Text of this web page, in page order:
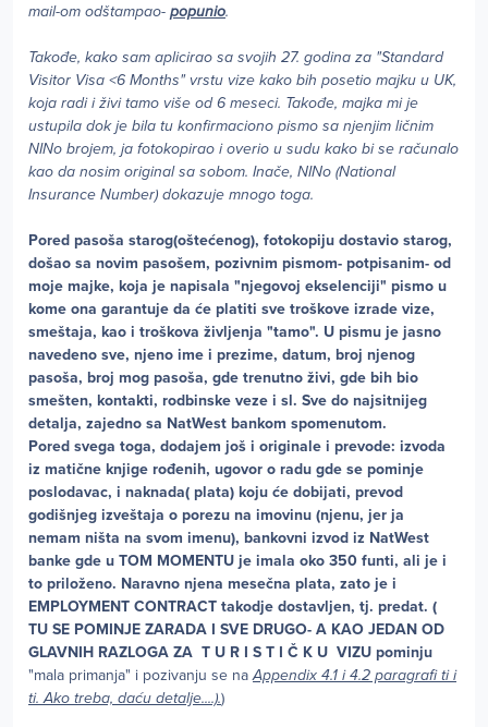
mail-om odštampao- popunio.
Takođe, kako sam aplicirao sa svojih 27. godina za "Standard
Visitor Visa <6 Months" vrstu vize kako bih posetio majku u UK,
koja radi i živi tamo više od 6 meseci. Takođe, majka mi je
ustupila dok je bila tu konfirmaciono pismo sa njenjim ličnim
NINo brojem, ja fotokopirao i overio u sudu kako bi se računalo
kao da nosim original sa sobom. Inače, NINo (National
Insurance Number) dokazuje mnogo toga.
Pored pasoša starog(oštećenog), fotokopiju dostavio starog,
došao sa novim pasošem, pozivnim pismom- potpisanim- od
moje majke, koja je napisala "njegovoj ekselenciji" pismo u
kome ona garantuje da će platiti sve troškove izrade vize,
smeštaja, kao i troškova življenja "tamo". U pismu je jasno
navedeno sve, njeno ime i prezime, datum, broj njenog
pasoša, broj mog pasoša, gde trenutno živi, gde bih bio
smešten, kontakti, rodbinske veze i sl. Sve do najsitnijeg
detalja, zajedno sa NatWest bankom spomenutom.
Pored svega toga, dodajem još i originale i prevode: izvoda
iz matične knjige rođenih, ugovor o radu gde se pominje
poslodavac, i naknada( plata) koju će dobijati, prevod
godišnjeg izveštaja o porezu na imovinu (njenu, jer ja
nemam ništa na svom imenu), bankovni izvod iz NatWest
banke gde u TOM MOMENTU je imala oko 350 funti, ali je i
to priloženo. Naravno njena mesečna plata, zato je i
EMPLOYMENT CONTRACT takodje dostavljen, tj. predat. (
TU SE POMINJE ZARADA I SVE DRUGO- A KAO JEDAN OD
GLAVNIH RAZLOGA ZA T U R I S T I Č K U VIZU pominju
"mala primanja" i pozivanju se naAppendix 4.1 i 4.2 paragrafi ti i
ti. Ako treba, daću detalje....).)